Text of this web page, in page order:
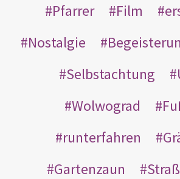
Pfarrer
Film
Nostalgie
Selbstachtung
Wolwograd
runterfahren
Gartenzaun